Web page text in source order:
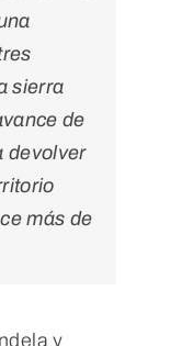
sierra
de
devolver
más de
y